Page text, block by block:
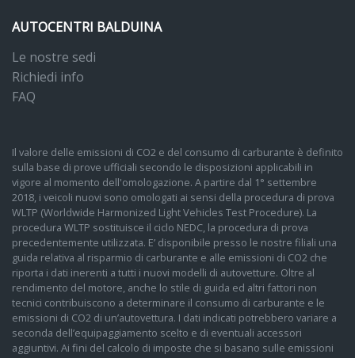
AUTOCENTRI BALDUINA
Le nostre sedi
Richiedi info
FAQ
Il valore delle emissioni di CO2 e del consumo di carburante è definito
sulla base di prove ufficiali secondo le disposizioni applicabili in
vigore al momento dell'omologazione. A partire dal 1° settembre
2018, i veicoli nuovi sono omologati ai sensi della procedura di prova
WLTP (Worldwide Harmonized Light Vehicles Test Procedure). La
procedura WLTP sostituisce il ciclo NEDC, la procedura di prova
precedentemente utilizzata. E’ disponibile presso le nostre filiali una
guida relativa al risparmio di carburante e alle emissioni di CO2 che
riporta i dati inerenti a tutti i nuovi modelli di autovetture. Oltre al
rendimento del motore, anche lo stile di guida ed altri fattori non
tecnici contribuiscono a determinare il consumo di carburante e le
emissioni di CO2 di un’autovettura. I dati indicati potrebbero variare a
seconda dell’equipaggiamento scelto e di eventuali accessori
aggiuntivi. Ai fini del calcolo di imposte che si basano sulle emissioni